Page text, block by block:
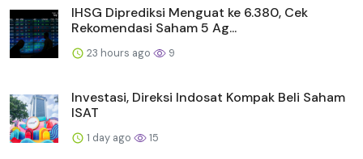
IHSG Diprediksi Menguat ke 6.380, Cek
Rekomendasi Saham 5 Ag...
23 hours ago 9
Investasi, Direksi Indosat Kompak Beli Saham
ISAT
1 day ago 15